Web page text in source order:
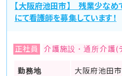
【大阪府池田市】 残業少な
にて看護師を募集しています！
正社員 介護施設・通所介護(
勤務地 大阪府池田市